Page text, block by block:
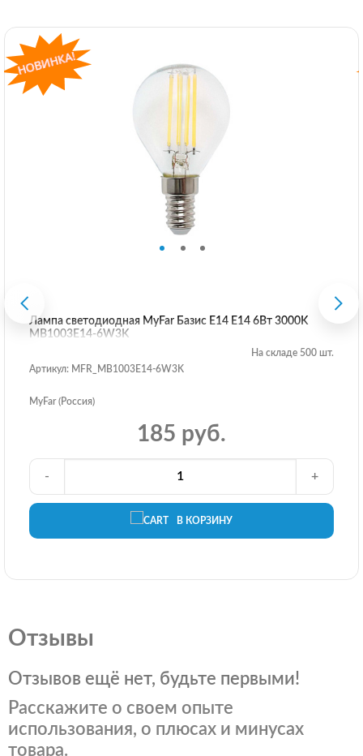
Лампа светодиодная MyFar Базис E14 E14 6Вт 3000K
MB1003E14-6W3K
На складе 500 шт.
Артикул: MFR_MB1003E14-6W3K
MyFar (Россия)
185 руб.
В КОРЗИНУ
- +
Отзывы
Отзывов ещё нет, будьте первыми!
Расскажите о своем опыте
использования, о плюсах и минусах
товара.